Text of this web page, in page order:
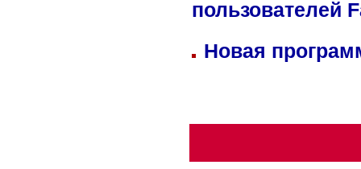
пользователей
Новая